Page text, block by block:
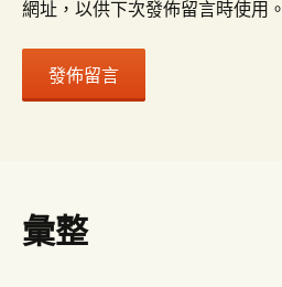
網址，以供下次發佈留言時使用。
彙整